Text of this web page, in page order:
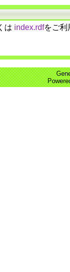
は index.rdfをご利